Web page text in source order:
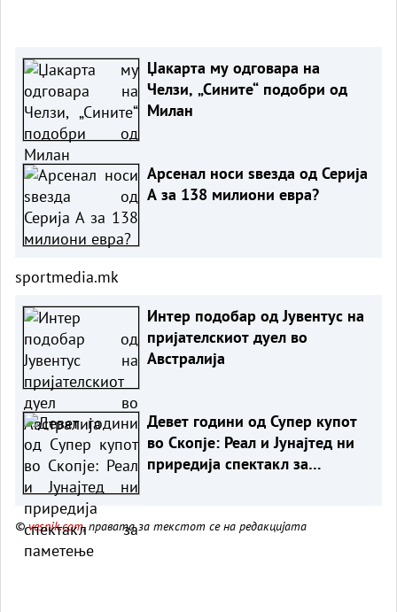
Џакарта му одговара на
Челзи, „Сините“ подобри од
Милан
Арсенал носи ѕвезда од Серија
А за 138 милиони евра?
sportmedia.mk
Интер подобар од Јувентус на
пријателскиот дуел во
Австралија
Девет години од Супер купот
во Скопје: Реал и Јунајтед ни
приредија спектакл за
©vesnik.com, правата за текстот се на редакцијата